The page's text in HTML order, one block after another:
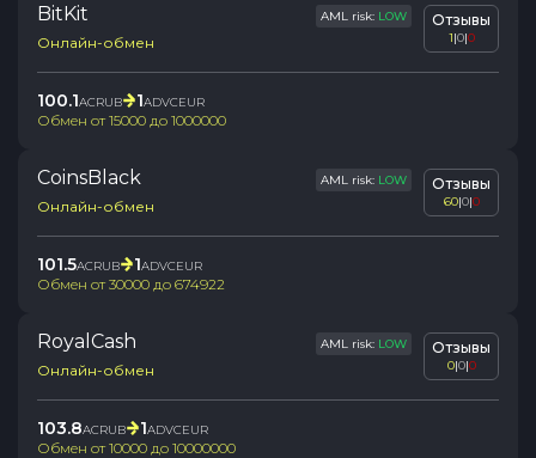
BitKit AML risk: LOW
Онлайн-обмен
Отзывы
1|0|0
100.1ACRUB 1ADVCEUR
Обмен от15000 до 1000000
CoinsBlack AML risk: LOW
Онлайн-обмен
Отзывы
60|0|0
101.5ACRUB 1ADVCEUR
Обмен от30000 до 674922
RoyalCash AML risk: LOW
Онлайн-обмен
Отзывы
0|0|0
103.8ACRUB 1ADVCEUR
Обмен от10000 до 10000000